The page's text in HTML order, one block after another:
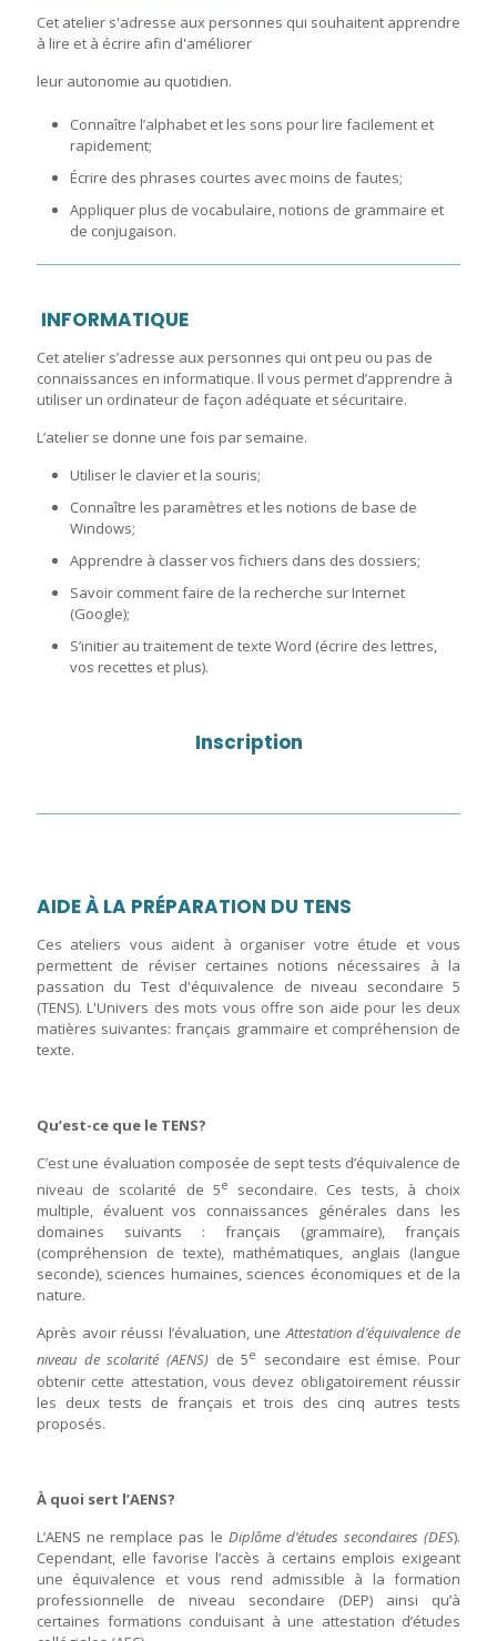
Cet atelier s'adresse aux personnes qui souhaitent apprendre
à lire et à écrire afin d'améliorer
leur autonomie au quotidien.
Connaître l’alphabet et les sons pour lire facilement et
rapidement;
Écrire des phrases courtes avec moins de fautes;
Appliquer plus de vocabulaire, notions de grammaire et
de conjugaison.
INFORMATIQUE
Cet atelier s’adresse aux personnes qui ont peu ou pas de
connaissances en informatique. Il vous permet d’apprendre à
utiliser un ordinateur de façon adéquate et sécuritaire.
L’atelier se donne une fois par semaine.
Utiliser le clavier et la souris;
Connaître les paramètres et les notions de base de
Windows;
Apprendre à classer vos fichiers dans des dossiers;
Savoir comment faire de la recherche sur Internet
(Google);
S’initier au traitement de texte Word (écrire des lettres,
vos recettes et plus).
Inscription
AIDE À LA PRÉPARATION DU TENS
Ces ateliers vous aident à organiser votre étude et vous
permettent de réviser certaines notions nécessaires à la
passation du Test d'équivalence de niveau secondaire 5
(TENS). L'Univers des mots vous offre son aide pour les deux
matières suivantes: français grammaire et compréhension de
texte.
Qu’est-ce que le TENS?
C’est une évaluation composée de sept tests d’équivalence de
niveau de scolarité de 5e
secondaire. Ces tests, à choix
multiple, évaluent vos connaissances générales dans les
domaines suivants : français (grammaire), français
(compréhension de texte), mathématiques, anglais (langue
seconde), sciences humaines, sciences économiques et de la
nature.
Après avoir réussi l’évaluation, uneAttestation d’équivalence de
niveau de scolarité (AENS) de 5e secondaire est émise. Pour
obtenir cette attestation, vous devez obligatoirement réussir
les deux tests de français et trois des cinq autres tests
proposés.
À quoi sert l’AENS?
L’AENS ne remplace pas le Diplôme d’études secondaires (DES).
Cependant, elle favorise l’accès à certains emplois exigeant
une équivalence et vous rend admissible à la formation
professionnelle de niveau secondaire (DEP) ainsi qu’à
certaines formations conduisant à une attestation d’études